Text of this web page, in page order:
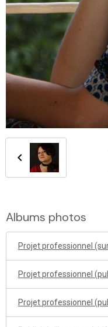
Albums photos
Projet professionnel
Projet professionnel
Projet professionnel